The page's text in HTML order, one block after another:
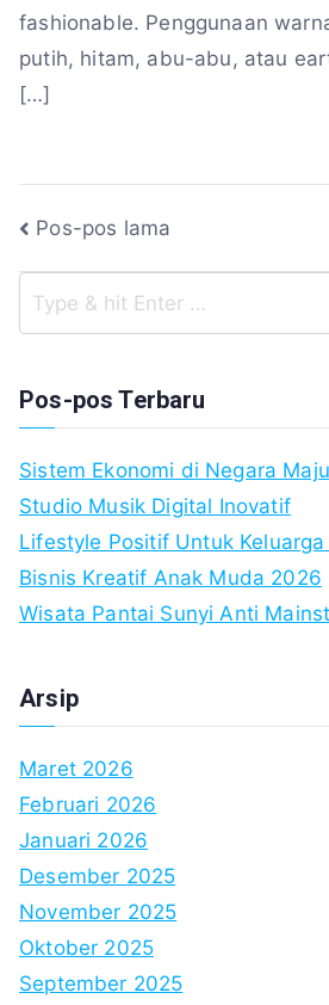
fashionable. Penggunaan
putih, hitam, abu-abu, atau
[…]
Navigasi
pos
Pos-pos lama
Pos-pos Terbaru
Sistem Ekonomi di Negara Maju
Studio Musik Digital Inovatif
Lifestyle Positif Untuk
Bisnis Kreatif Anak Muda 2026
Wisata Pantai Sunyi Anti
Arsip
Maret 2026
Februari 2026
Januari 2026
Desember 2025
November 2025
Oktober 2025
September 2025